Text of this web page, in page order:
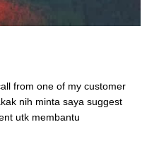
from one of my customer
nih minta saya suggest
utk membantu